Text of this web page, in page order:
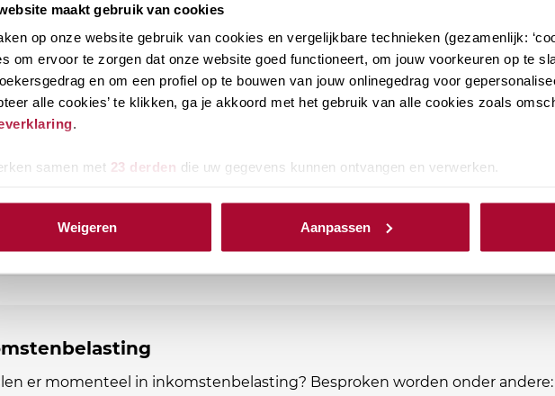
maakt gebruik van cookies
op onze website gebruik van cookies en vergelijkbare technieken (gezamenlijk:
om ervoor te zorgen dat onze website goed functioneert, om jouw voorkeuren op te
en om een profiel op te bouwen van jouw onlinegedrag voor
alle cookies’ te klikken, ga je akkoord met het gebruik van alle cookies zoals
.
samen met 23 derden die uw gegevens kunnen ontvangen en verwerken.
Weigeren Aanpassen
en terbeschikkingstellingsregeling
met een aanmerkelijk belang onderdeel zijn van jouw
ben je natuurlijk op de hoogte van de laatste ontwikkelingen. Bij RB
3
er momenteel in inkomstenbelasting? Besproken worden onder